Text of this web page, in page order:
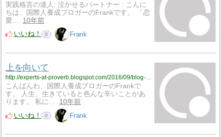
実践格言の達人: 泣かせるパートナー : こんに
ちは、国際人養成ブロガーのFrankです。 「恋
愛…
10年前
いいね！
0 Frank
上を向いて
こんばんわ、国際人養成ブロガーのFrankで
す。 人生、生きていると色んな辛いことがあ
ります。 私に…
10年前
いいね！
0 Frank